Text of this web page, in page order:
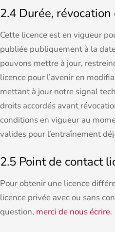
2.4 Durée,
Cette licence est en vigueur
publiée publiquement à la
pouvons mettre à jour,
licence pour l’avenir en
mettant à jour notre signal
droits accordés avant
conditions en vigueur au
valides pour l’entraînement
2.5 Point de contact
Pour obtenir une licence
licence privée avec ou sans
question, merci de nous écrire.